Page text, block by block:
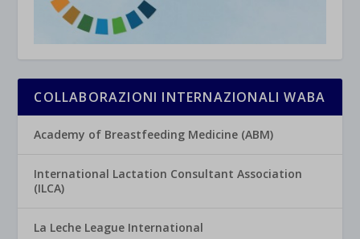
COLLABORAZIONI INTERNAZIONALI WABA
Academy of Breastfeeding Medicine (ABM)
International Lactation Consultant Association
(ILCA)
La Leche League International